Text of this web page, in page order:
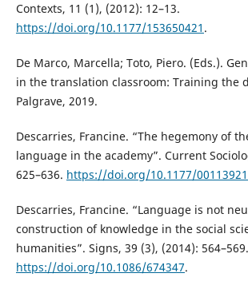
Contexts, 11 (1), (2012): 12–13.
https://doi.org/10.1177/153650421 .
De Marco, Marcella; Toto, Piero. (Eds.).
in the translation classroom: Training the
Palgrave, 2019.
Descarries, Francine. “The hegemony of
language in the academy”. Current
625–636. https://doi.org/10.1177/
Descarries, Francine. “Language is not
construction of knowledge in the social
humanities”. Signs, 39 (3), (2014): 564–569.
https://doi.org/10.1086/674347.